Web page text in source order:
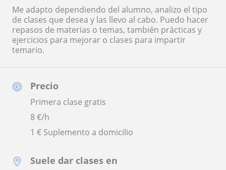
Precio
Primera clase gratis
8€/h
1 € Suplemento a domicilio
Suele dar clases en
Me adapto dependiendo del alumno, analizo el tipo
de clases que desea y las llevo al cabo. Puedo hacer
repasos de materias o temas, también prácticas y
ejercicios para mejorar o clases para impartir
temario.